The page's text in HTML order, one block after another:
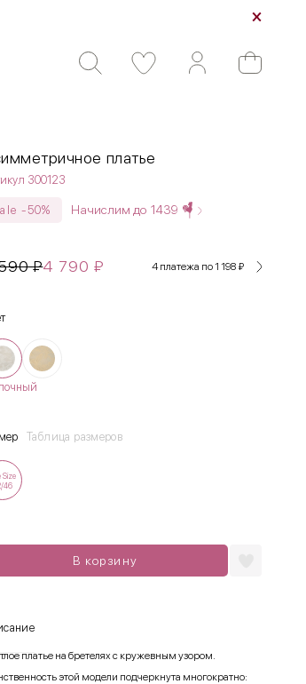
платье
300123
-50% Начислим до 1439
₽4 790 ₽ 4 платежа по 1 198 ₽
Таблица размеров
Size
46
В корзину
платье на бретелях с кружевным узором.
этой модели подчеркнута многократно: